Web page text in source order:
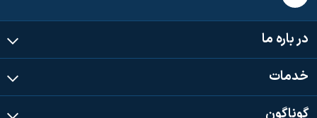
در باره ما
خدمات
گوناگون